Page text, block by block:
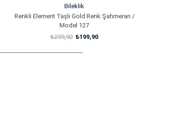
Bileklik
Renkli Element Taşlı Gold Renk Şahmeran /
Model 127
₺199,90
₺299,90